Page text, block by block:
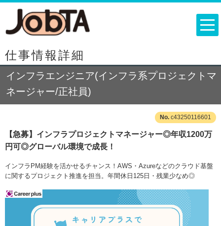
仕事情報詳細
インフラエンジニア(インフラ系プロジェクトマ
ネージャー/正社員)
c43250116601
【急募】インフラプロジェクトマネージャー◎年収1200万
円可◎グローバル環境で成長！
インフラPM経験を活かせるチャンス！AWS・Azureなどのクラウド基盤
に関するプロジェクト推進を担当。年間休日125日・残業少なめ◎